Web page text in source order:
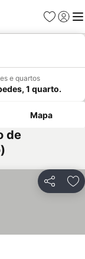
Favoritos
Iniciar
e quartos
1 quarto.
Mapa
de
Partilhar